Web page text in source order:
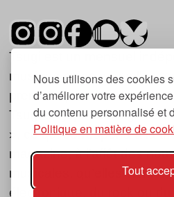
Nous utilisons des cookies
d’améliorer votre
du contenu personnalisé et
Politique en matière de
Tout
Tsugi est un mensuel
musique et les nouvelles
première parution date de
Tsugi en japonais signifie «
», ce qui correspond à la
magazine, à l’affût des
musicales, qu’elles
électronique, du rock ou du